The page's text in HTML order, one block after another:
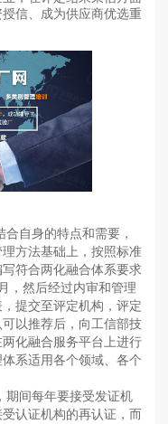
信、成为供应商优选重
自身的特点和需要，
方法基础上，按照标准
符合两化融合体系要求
，然后经过内审和管理
提交至评定机构，评定
以推荐后，向工信部技
化融合服务平台上进行
系适用各个领域、各个
间每年要接受发证机
认证机构的再认证，而